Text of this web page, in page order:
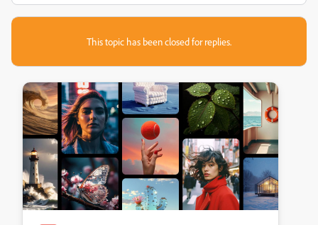
This topic has been closed for replies.